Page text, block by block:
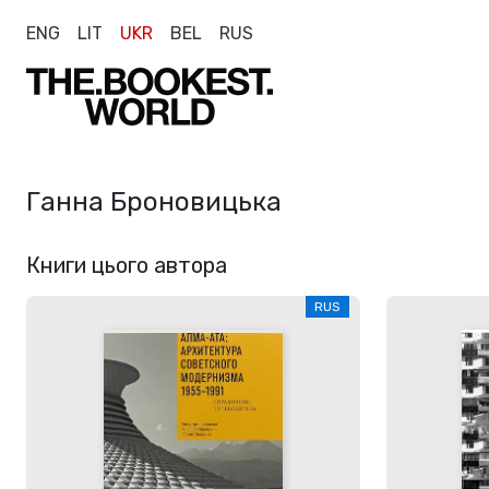
ENG LIT UKR BEL RUS
Ганна Броновицька
Книги цього автора
RUS